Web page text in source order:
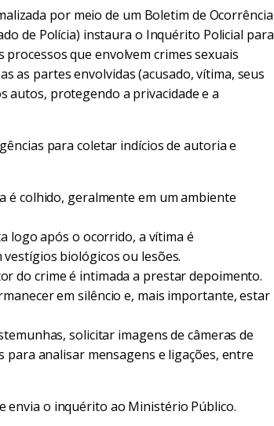
por meio de um Boletim de Ocorrência
de Polícia) instaura o Inquérito Policial para
que envolvem crimes sexuais
as partes envolvidas (acusado, vítima, seus
autos, protegendo a privacidade e a
para coletar indícios de autoria e
é colhido, geralmente em um ambiente
logo após o ocorrido, a vítima é
biológicos ou lesões.
do crime é intimada a prestar depoimento.
em silêncio e, mais importante, estar
solicitar imagens de câmeras de
analisar mensagens e ligações, entre
envia o inquérito ao Ministério Público.